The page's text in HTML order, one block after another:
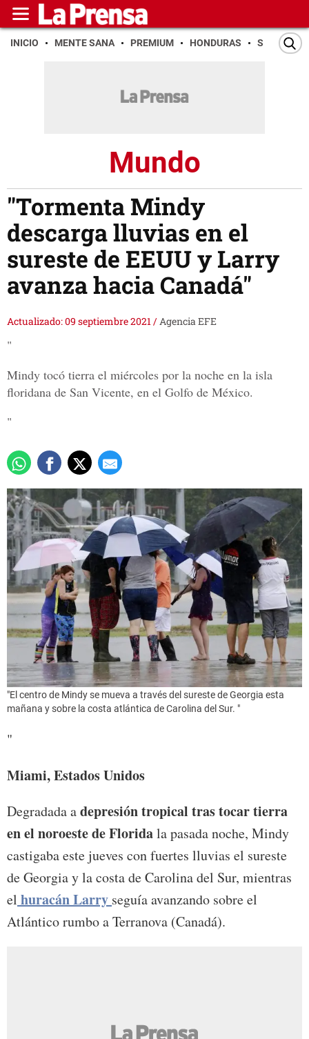
INICIO MENTE SANA PREMIUM HONDURAS SAN PEDRO
Mundo
"Tormenta Mindy
descarga lluvias en el
sureste de EEUU y Larry
avanza hacia Canadá"
Actualizado: 09 septiembre 2021/Agencia EFE
"
Mindy tocó tierra el miércoles por la noche en la isla
floridana de San Vicente, en el Golfo de México.
"
"El centro de Mindy se mueva a través del sureste de Georgia esta
mañana y sobre la costa atlántica de Carolina del Sur. "
"
Miami, Estados Unidos
Degradada adepresión tropical tras tocar tierra
en el noroeste de Floridala pasada noche, Mindy
castigaba este jueves con fuertes lluvias el sureste
de Georgia y la costa de Carolina del Sur, mientras
el huracán Larry seguía avanzando sobre el
Atlántico rumbo a Terranova (Canadá).